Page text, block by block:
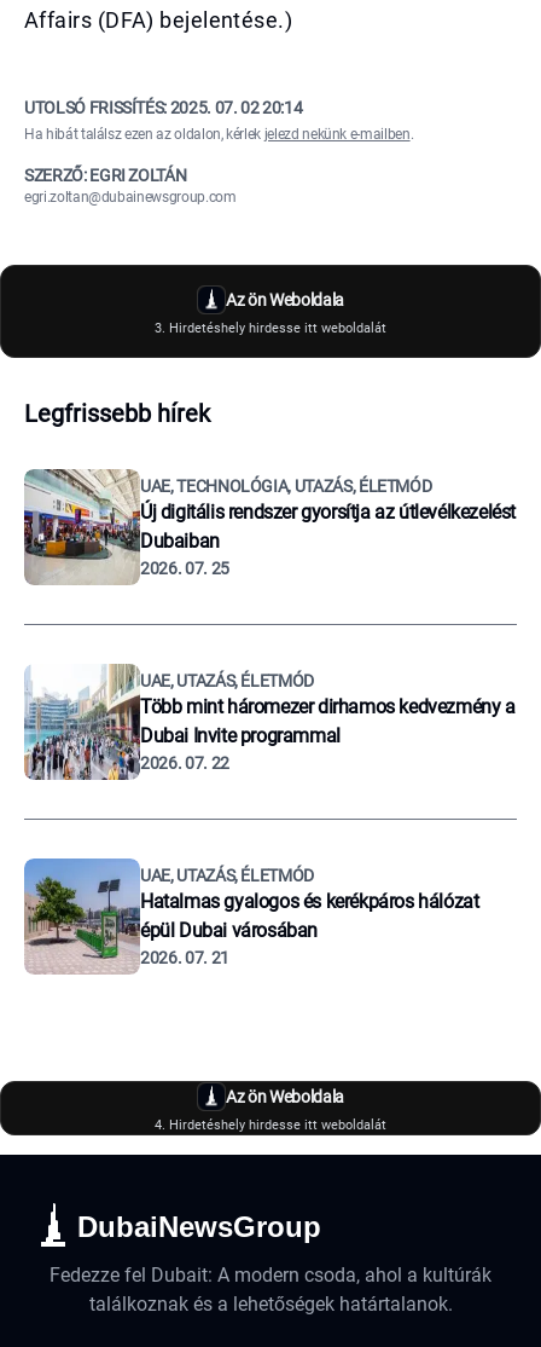
Affairs (DFA) bejelentése.)
UTOLSÓ FRISSÍTÉS:2025. 07. 02 20:14
Ha hibát találsz ezen az oldalon, kérlek jelezd nekünk e-mailben.
SZERZŐ: EGRI ZOLTÁN
egri.zoltan@dubainewsgroup.com
Az ön Weboldala
3. Hirdetéshely hirdesse itt weboldalát
Legfrissebb hírek
UAE, TECHNOLÓGIA, UTAZÁS, ÉLETMÓD
Új digitális rendszer gyorsítja az útlevélkezelést
Dubaiban
2026. 07. 25
UAE, UTAZÁS, ÉLETMÓD
Több mint háromezer dirhamos kedvezmény a
Dubai Invite programmal
2026. 07. 22
UAE, UTAZÁS, ÉLETMÓD
Hatalmas gyalogos és kerékpáros hálózat
épül Dubai városában
2026. 07. 21
Az ön Weboldala
4. Hirdetéshely hirdesse itt weboldalát
DubaiNewsGroup
Fedezze fel Dubait: A modern csoda, ahol a kultúrák
találkoznak és a lehetőségek határtalanok.